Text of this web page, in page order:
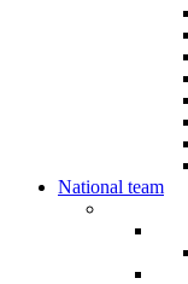
National team